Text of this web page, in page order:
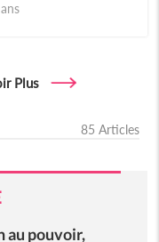
Plus
85 Articles
au pouvoir,